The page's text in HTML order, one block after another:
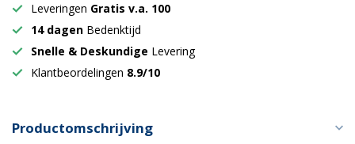
Leveringen Gratis v.a. 100
14 dagen Bedenktijd
Snelle & Deskundige Levering
Klantbeordelingen 8.9/10
Productomschrijving